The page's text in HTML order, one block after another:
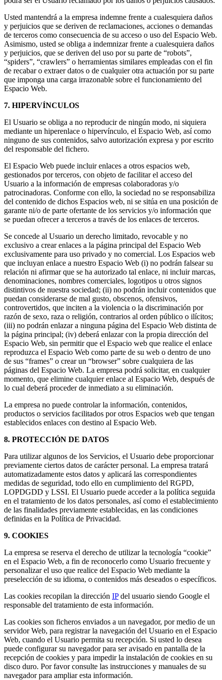
Usted mantendrá a la empresa indemne frente a cualesquiera daños
y perjuicios que se deriven de reclamaciones, acciones o demandas
de terceros como consecuencia de su acceso o uso del Espacio Web.
Asimismo, usted se obliga a indemnizar frente a cualesquiera daños
y perjuicios, que se deriven del uso por su parte de “robots”,
“spiders”, “crawlers” o herramientas similares empleadas con el fin
de recabar o extraer datos o de cualquier otra actuación por su parte
que imponga una carga irrazonable sobre el funcionamiento del
Espacio Web.
7. HIPERVÍNCULOS
El Usuario se obliga a no reproducir de ningún modo, ni siquiera
mediante un hiperenlace o hipervínculo, el Espacio Web, así como
ninguno de sus contenidos, salvo autorización expresa y por escrito
del responsable del fichero.
El Espacio Web puede incluir enlaces a otros espacios web,
gestionados por terceros, con objeto de facilitar el acceso del
Usuario a la información de empresas colaboradoras y/o
patrocinadoras. Conforme con ello, la sociedad no se responsabiliza
del contenido de dichos Espacios web, ni se sitúa en una posición de
garante ni/o de parte ofertante de los servicios y/o información que
se puedan ofrecer a terceros a través de los enlaces de terceros.
Se concede al Usuario un derecho limitado, revocable y no
exclusivo a crear enlaces a la página principal del Espacio Web
exclusivamente para uso privado y no comercial. Los Espacios web
que incluyan enlace a nuestro Espacio Web (i) no podrán falsear su
relación ni afirmar que se ha autorizado tal enlace, ni incluir marcas,
denominaciones, nombres comerciales, logotipos u otros signos
distintivos de nuestra sociedad; (ii) no podrán incluir contenidos que
puedan considerarse de mal gusto, obscenos, ofensivos,
controvertidos, que inciten a la violencia o la discriminación por
razón de sexo, raza o religión, contrarios al orden público o ilícitos;
(iii) no podrán enlazar a ninguna página del Espacio Web distinta de
la página principal; (iv) deberá enlazar con la propia dirección del
Espacio Web, sin permitir que el Espacio web que realice el enlace
reproduzca el Espacio Web como parte de su web o dentro de uno
de sus “frames” o crear un “browser” sobre cualquiera de las
páginas del Espacio Web. La empresa podrá solicitar, en cualquier
momento, que elimine cualquier enlace al Espacio Web, después de
lo cual deberá proceder de inmediato a su eliminación.
La empresa no puede controlar la información, contenidos,
productos o servicios facilitados por otros Espacios web que tengan
establecidos enlaces con destino al Espacio Web.
8. PROTECCIÓN DE DATOS
Para utilizar algunos de los Servicios, el Usuario debe proporcionar
previamente ciertos datos de carácter personal. La empresa tratará
automatizadamente estos datos y aplicará las correspondientes
medidas de seguridad, todo ello en cumplimiento del RGPD,
LOPDGDD y LSSI. El Usuario puede acceder a la política seguida
en el tratamiento de los datos personales, así como el establecimiento
de las finalidades previamente establecidas, en las condiciones
definidas en la Política de Privacidad.
9. COOKIES
La empresa se reserva el derecho de utilizar la tecnología “cookie”
en el Espacio Web, a fin de reconocerlo como Usuario frecuente y
personalizar el uso que realice del Espacio Web mediante la
preselección de su idioma, o contenidos más deseados o específicos.
Las cookies recopilan la dirección IPdel usuario siendo Google el
responsable del tratamiento de esta información.
Las cookies son ficheros enviados a un navegador, por medio de un
servidor Web, para registrar la navegación del Usuario en el Espacio
Web, cuando el Usuario permita su recepción. Si usted lo desea
puede configurar su navegador para ser avisado en pantalla de la
recepción de cookies y para impedir la instalación de cookies en su
disco duro. Por favor consulte las instrucciones y manuales de su
navegador para ampliar esta información.